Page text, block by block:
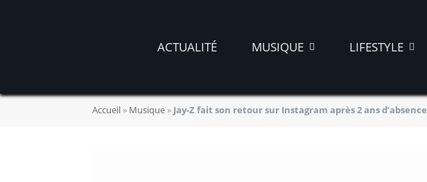
ACTUALITÉ MUSIQUE LIFESTYLE
Accueil » Musique » Jay-Z fait son retour sur Instagram après 2 ans d’absence